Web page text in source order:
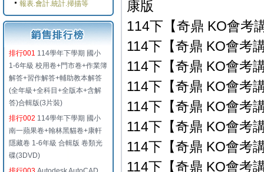
報表.會計.統計.掃描等
排行001 114學年下學期 國小
1-6年級 校用卷+門市卷+作業簿
解答+習作解答+輔助教本解答
(全年級+全科目+全版本+含解
答)合輯版(3片裝)
排行002 114學年下學期 國小
南一蘋果卷+翰林黑貓卷+康軒
隱藏卷 1-6年級 合輯版 卷類光
碟(3DVD)
康版
114下【奇鼎 KO會考
114下【奇鼎 KO會考
114下【奇鼎 KO會考
114下【奇鼎 KO會考
114下【奇鼎 KO會考
114下【奇鼎 KO會考
114下【奇鼎 KO會考
114下【奇鼎 KO會考